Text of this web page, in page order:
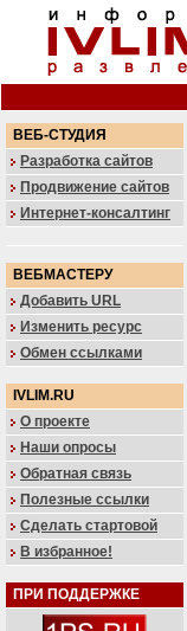
ВЕБ-СТУДИЯ
Разработка сайтов
Продвижение сайтов
Интернет-консалтинг
ВЕБМАСТЕРУ
Добавить URL
Изменить ресурс
Обмен ссылками
IVLIM.RU
О проекте
Наши опросы
Обратная связь
Полезные ссылки
Сделать стартовой
В избранное!
ПРИ ПОДДЕРЖКЕ